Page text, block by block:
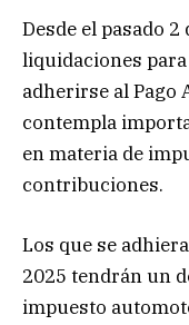
Desde el pasado
liquidaciones
adherirse al Pago
contempla
en materia de
contribuciones.
Los que se
2025 tendrán un
impuesto